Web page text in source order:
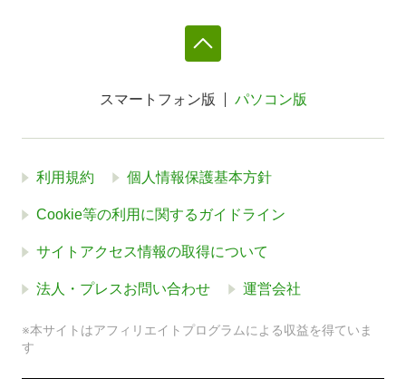
スマートフォン版 パソコン版
利用規約 個人情報保護基本方針
Cookie等の利用に関するガイドライン
サイトアクセス情報の取得について
法人・プレスお問い合わせ 運営会社
※本サイトはアフィリエイトプログラムによる収益を得ていま
す